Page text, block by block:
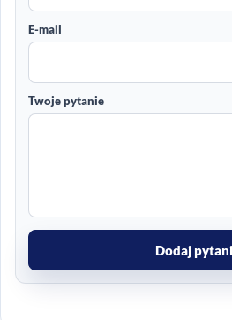
E-mail
Twoje pytanie
Dodaj